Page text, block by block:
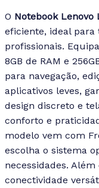
O Notebook Lenovo
eficiente, ideal para
profissionais.
8GB de RAM e
para navegação,
aplicativos leves,
design discreto e
conforto e
modelo vem com
escolha o sistema
necessidades. Além
conectividade